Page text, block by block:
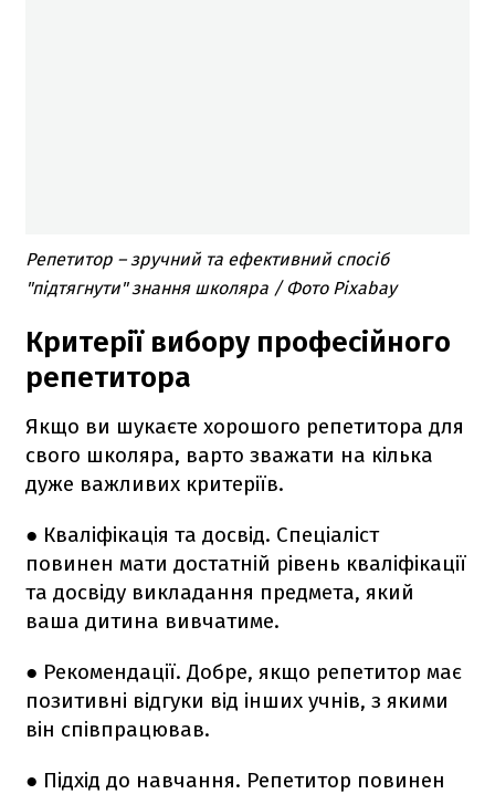
Репетитор – зручний та ефективний спосіб
"підтягнути" знання школяра / Фото Pixabay
Критерії вибору професійного
репетитора
Якщо ви шукаєте хорошого репетитора для
свого школяра, варто зважати на кілька
дуже важливих критеріїв.
● Кваліфікація та досвід. Спеціаліст
повинен мати достатній рівень кваліфікації
та досвіду викладання предмета, який
ваша дитина вивчатиме.
● Рекомендації. Добре, якщо репетитор має
позитивні відгуки від інших учнів, з якими
він співпрацював.
● Підхід до навчання. Репетитор повинен